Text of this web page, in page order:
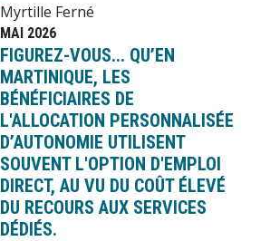
Myrtille Ferné
MAI 2026
FIGUREZ-VOUS... QU’EN
MARTINIQUE, LES
BÉNÉFICIAIRES DE
L'ALLOCATION PERSONNALISÉE
D’AUTONOMIE UTILISENT
SOUVENT L'OPTION D'EMPLOI
DIRECT, AU VU DU COÛT ÉLEVÉ
DU RECOURS AUX SERVICES
DÉDIÉS.